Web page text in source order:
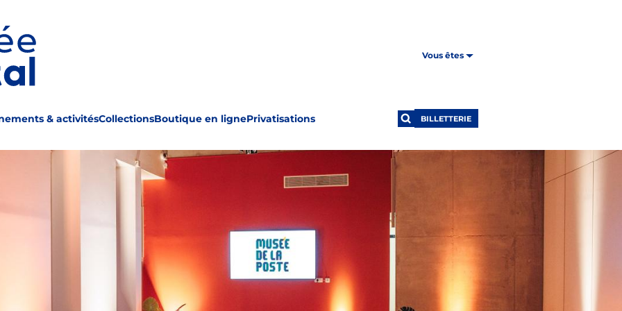
Vous êtes
& activitésCollectionsBoutique en lignePrivatisations
Rechercher BILLETTERIE